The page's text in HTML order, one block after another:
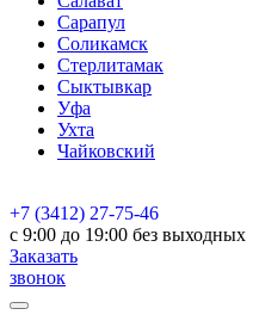
Сарапул
Соликамск
Стерлитамак
Сыктывкар
Уфа
Ухта
Чайковский
+7 (3412) 27-75-46
c 9:00 до 19:00 без выходных
Заказать
звонок